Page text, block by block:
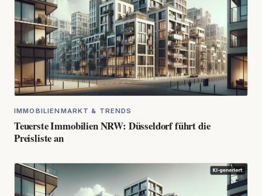
IMMOBILIENMARKT & TRENDS
Teuerste Immobilien NRW: Düsseldorf führt die
Preisliste an